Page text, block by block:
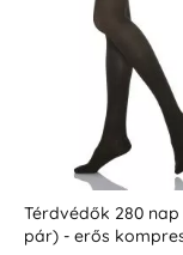
Térdvédők 280 nap
pár) - erős